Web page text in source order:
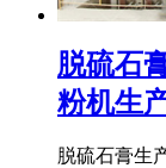
脱硫石
粉机生
脱硫石膏生